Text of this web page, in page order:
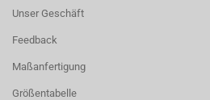
Unser Geschäft
Feedback
Maßanfertigung
Größentabelle